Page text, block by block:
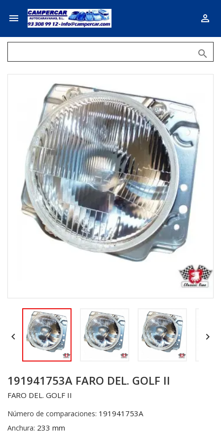
 

 
191941753A FARO DEL. GOLF II
FARO DEL. GOLF II
Número de comparaciones: 191941753A
Anchura: 233 mm